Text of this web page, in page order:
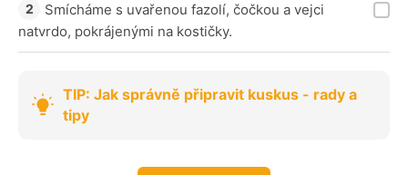
Smícháme s uvařenou fazolí, čočkou a vejci
natvrdo, pokrájenými na kostičky.
TIP: Jak správně připravit kuskus - rady a
tipy